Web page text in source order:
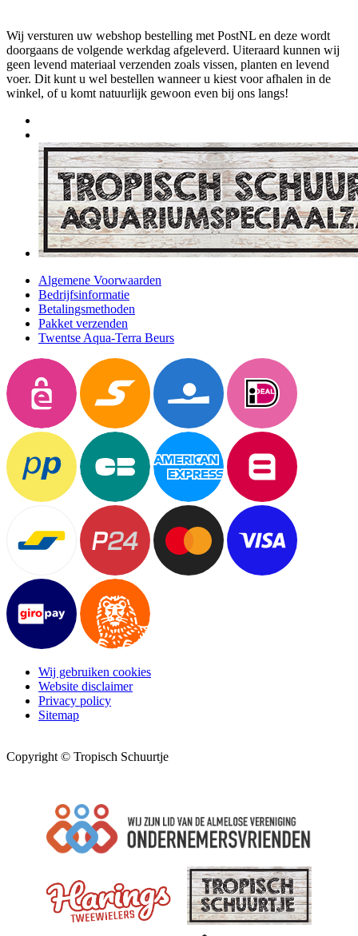
Wij versturen uw webshop bestelling met PostNL en deze wordt
doorgaans de volgende werkdag afgeleverd. Uiteraard kunnen wij
geen levend materiaal verzenden zoals vissen, planten en levend
voer. Dit kunt u wel bestellen wanneer u kiest voor afhalen in de
winkel, of u komt natuurlijk gewoon even bij ons langs!
Algemene Voorwaarden
Bedrijfsinformatie
Betalingsmethoden
Pakket verzenden
Twentse Aqua-Terra Beurs
Wij gebruiken cookies
Website disclaimer
Privacy policy
Sitemap
Copyright © Tropisch Schuurtje